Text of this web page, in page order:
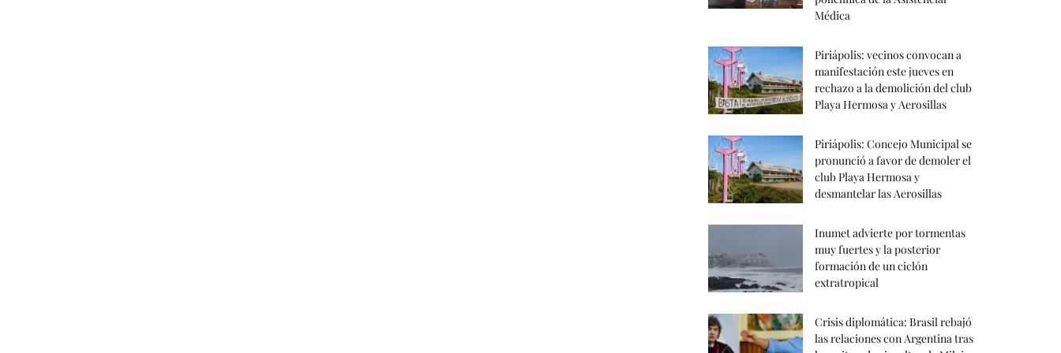
Médica
Piriápolis: vecinos convocan a
manifestación este jueves en
rechazo a la demolición del club
Playa Hermosa y Aerosillas
Piriápolis: Concejo Municipal se
pronunció a favor de demoler el
club Playa Hermosa y
desmantelar las Aerosillas
Inumet advierte por tormentas
muy fuertes y la posterior
formación de un ciclón
extratropical
Crisis diplomática: Brasil rebajó
las relaciones con Argentina tras